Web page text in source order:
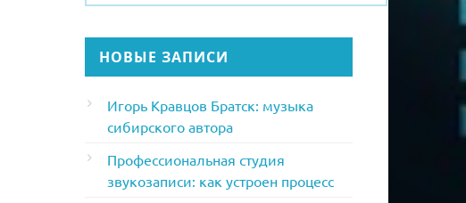
НОВЫЕ ЗАПИСИ
Игорь Кравцов Братск: музыка
сибирского автора
Профессиональная студия
звукозаписи: как устроен процесс